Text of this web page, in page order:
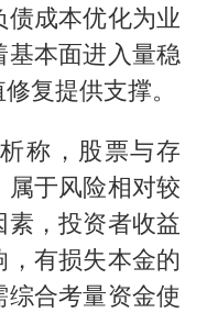
成本优化为业
本面进入量稳
复提供支撑。
称，股票与存
于风险相对较
，投资者收益
有损失本金的
综合考量资金使